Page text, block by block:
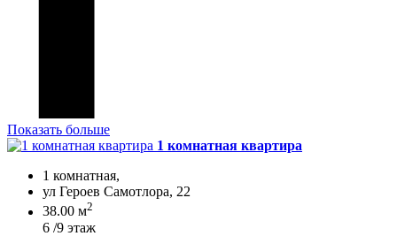
Показать больше
1 комнатная квартира
1 комнатная,
ул Героев Самотлора, 22
38.00 м2
6 /9 этаж